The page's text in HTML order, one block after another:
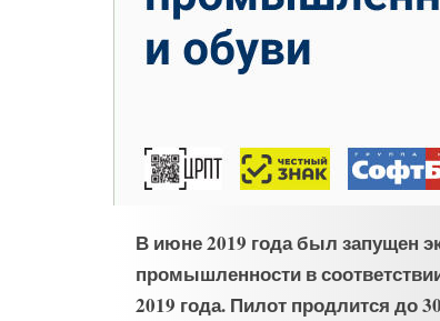
В июне 2019 года был запущен
промышленности в
2019 года. Пилот продлится до